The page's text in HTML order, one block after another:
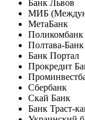
Банк Львов
МИБ
МетаБанк
Поликомбанк
Полтава-Банк
Банк Портал
Прокредит
Сбербанк
Скай Банк
Банк Траст-